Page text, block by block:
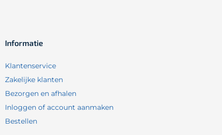
Informatie
Klantenservice
Zakelijke klanten
Bezorgen en afhalen
Inloggen of account aanmaken
Bestellen